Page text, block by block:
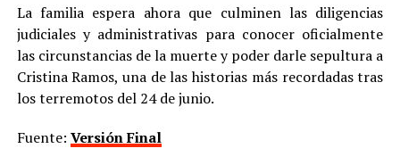
La familia espera ahora que culminen las diligencias
judiciales y administrativas para conocer oficialmente
las circunstancias de la muerte y poder darle sepultura a
Cristina Ramos, una de las historias más recordadas tras
los terremotos del 24 de junio.
Fuente: Versión Final